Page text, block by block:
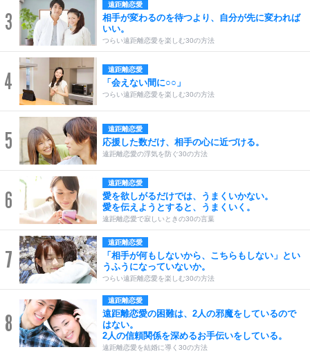
3
遠距離恋愛
相手が変わるのを待つより、自分が先に変われば
いい。
つらい遠距離恋愛を楽しむ30の方法
4 遠距離恋愛
「会えない間に○○」
つらい遠距離恋愛を楽しむ30の方法
5 遠距離恋愛
応援した数だけ、相手の心に近づける。
遠距離恋愛の浮気を防ぐ30の方法
6
遠距離恋愛
愛を欲しがるだけでは、うまくいかない。
愛を伝えようとすると、うまくいく。
遠距離恋愛で寂しいときの30の言葉
7
遠距離恋愛
「相手が何もしないから、こちらもしない」とい
うふうになっていないか。
つらい遠距離恋愛を楽しむ30の方法
8
遠距離恋愛
遠距離恋愛の困難は、2人の邪魔をしているので
はない。
2人の信頼関係を深めるお手伝いをしている。
遠距離恋愛を結婚に導く30の方法